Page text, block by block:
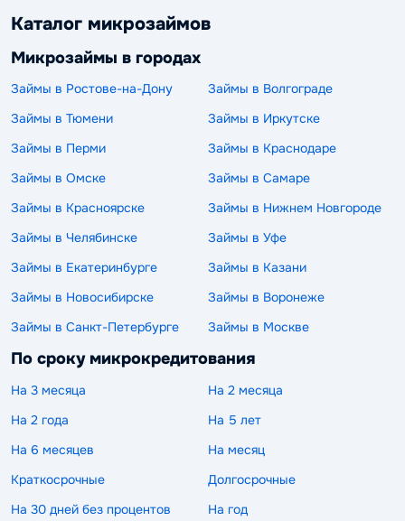
Каталог микрозаймов
Микрозаймы в городах
Займы в Ростове-на-Дону
Займы в Волгограде
Займы в Тюмени
Займы в Иркутске
Займы в Перми
Займы в Краснодаре
Займы в Омске
Займы в Самаре
Займы в Красноярске
Займы в Нижнем Новгороде
Займы в Челябинске
Займы в Уфе
Займы в Екатеринбурге
Займы в Казани
Займы в Новосибирске
Займы в Воронеже
Займы в Санкт-Петербурге
Займы в Москве
По сроку микрокредитования
На 3 месяца
На 2 месяца
На 2 года
На 5 лет
На 6 месяцев
На месяц
Краткосрочные
Долгосрочные
На 30 дней без процентов
На год